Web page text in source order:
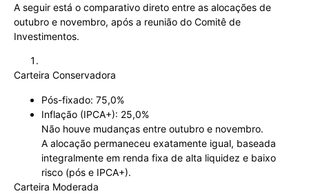
A seguir está o comparativo direto entre as alocações de
outubro e novembro, após a reunião do Comitê de
Investimentos.
Carteira Conservadora
Pós-fixado: 75,0%
Inflação (IPCA+): 25,0%
Não houve mudanças entre outubro e novembro.
A alocação permaneceu exatamente igual, baseada
integralmente em renda fixa de alta liquidez e baixo
risco (pós e IPCA+).
Carteira Moderada